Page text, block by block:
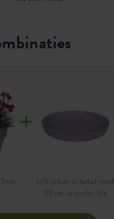
loft urban schotel rond
28cm lavendel lila